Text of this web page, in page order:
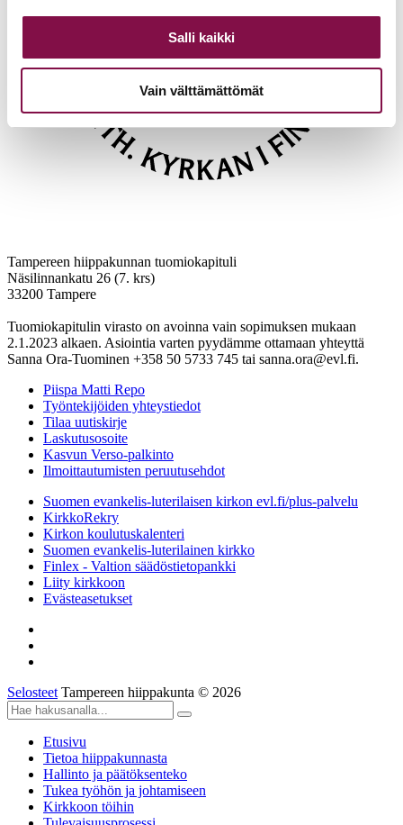
Salli kaikki
Vain välttämättömät
Tampereen hiippakunnan tuomiokapituli
Näsilinnankatu 26 (7. krs)
33200 Tampere
Tuomiokapitulin virasto on avoinna vain sopimuksen mukaan
2.1.2023 alkaen. Asiointia varten pyydämme ottamaan yhteyttä
Sanna Ora-Tuominen +358 50 5733 745 tai sanna.ora@evl.fi.
Piispa Matti Repo
Työntekijöiden yhteystiedot
Tilaa uutiskirje
Laskutusosoite
Kasvun Verso-palkinto
Ilmoittautumisten peruutusehdot
Suomen evankelis-luterilaisen kirkon evl.fi/plus-palvelu
KirkkoRekry
Kirkon koulutuskalenteri
Suomen evankelis-luterilainen kirkko
Finlex - Valtion säädöstietopankki
Liity kirkkoon
Evästeasetukset
Selosteet Tampereen hiippakunta © 2026
Etusivu
Tietoa hiippakunnasta
Hallinto ja päätöksenteko
Tukea työhön ja johtamiseen
Kirkkoon töihin